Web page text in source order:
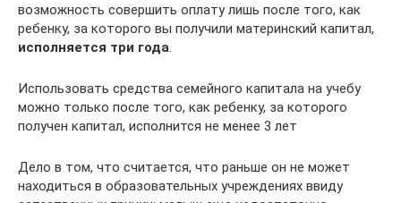
возможность совершить оплату лишь после того, как
ребенку, за которого вы получили материнский капитал,
исполняется три года.
Использовать средства семейного капитала на учебу
можно только после того, как ребенку, за которого
получен капитал, исполнится не менее 3 лет
Дело в том, что считается, что раньше он не может
находиться в образовательных учреждениях ввиду